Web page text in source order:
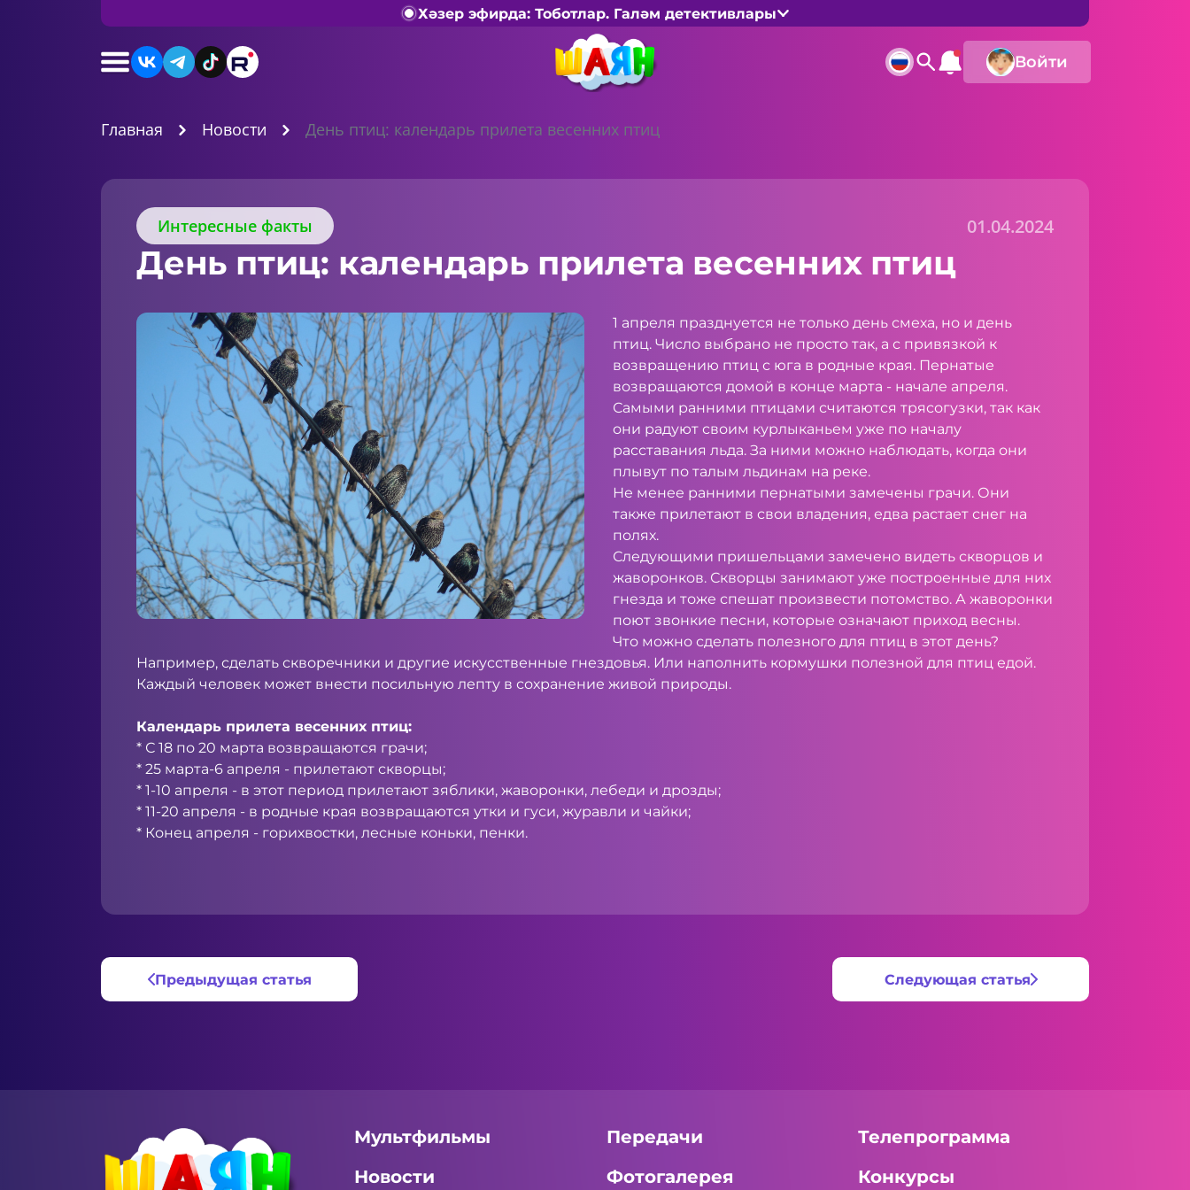
Хәзер эфирда: Тоботлар. Галәм детективлары
Войти
Главная Новости День птиц: календарь прилета весенних птиц
Интересные факты 01.04.2024
День птиц: календарь прилета весенних птиц
1 апреля празднуется не только день смеха, но и день
птиц. Число выбрано не просто так, а с привязкой к
возвращению птиц с юга в родные края. Пернатые
возвращаются домой в конце марта - начале апреля.
Самыми ранними птицами считаются трясогузки, так как
они радуют своим курлыканьем уже по началу
расставания льда. За ними можно наблюдать, когда они
плывут по талым льдинам на реке.
Не менее ранними пернатыми замечены грачи. Они
также прилетают в свои владения, едва растает снег на
полях.
Следующими пришельцами замечено видеть скворцов и
жаворонков. Скворцы занимают уже построенные для них
гнезда и тоже спешат произвести потомство. А жаворонки
поют звонкие песни, которые означают приход весны.
Что можно сделать полезного для птиц в этот день?
Например, сделать скворечники и другие искусственные гнездовья. Или наполнить кормушки полезной для птиц едой.
Каждый человек может внести посильную лепту в сохранение живой природы.
Календарь прилета весенних птиц:
* С 18 по 20 марта возвращаются грачи;
* 25 марта-6 апреля - прилетают скворцы;
* 1-10 апреля - в этот период прилетают зяблики, жаворонки, лебеди и дрозды;
* 11-20 апреля - в родные края возвращаются утки и гуси, журавли и чайки;
* Конец апреля - горихвостки, лесные коньки, пенки.
Предыдущая статья Следующая статья
Мультфильмы Передачи
Телепрограмма
Новости
Фотогалерея Конкурсы